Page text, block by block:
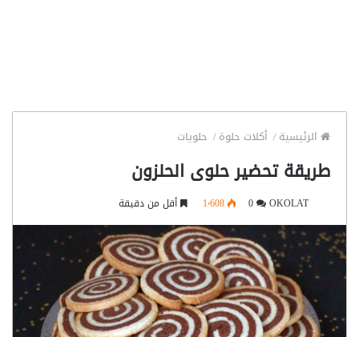
الرئيسية/ أكلات حلوة/ حلويات
طريقة تحضير حلوى الحلزون
OKOLAT 1٬608 أقل من دقيقة